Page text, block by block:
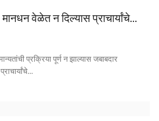
मानधन वेळेत न दिल्यास प्राचार्यांचे...
प्रक्रिया पूर्ण न झाल्यास जबाबदार